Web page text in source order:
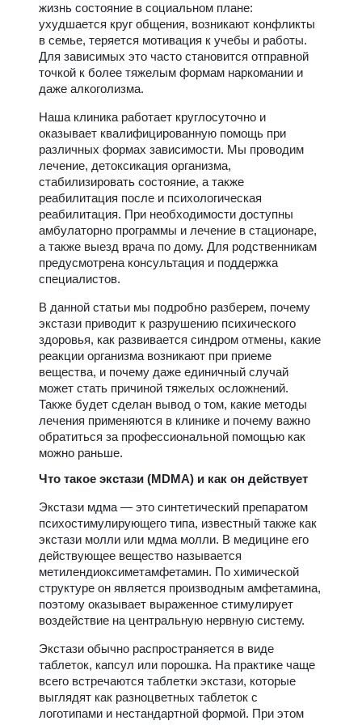
жизнь состояние в социальном плане:
ухудшается круг общения, возникают конфликты
в семье, теряется мотивация к учебы и работы.
Для зависимых это часто становится отправной
точкой к более тяжелым формам наркомании и
даже алкоголизма.
Наша клиника работает круглосуточно и
оказывает квалифицированную помощь при
различных формах зависимости. Мы проводим
лечение, детоксикация организма,
стабилизировать состояние, а также
реабилитация после и психологическая
реабилитация. При необходимости доступны
амбулаторно программы и лечение в стационаре,
а также выезд врача по дому. Для родственникам
предусмотрена консультация и поддержка
специалистов.
В данной статьи мы подробно разберем, почему
экстази приводит к разрушению психического
здоровья, как развивается синдром отмены, какие
реакции организма возникают при приеме
вещества, и почему даже единичный случай
может стать причиной тяжелых осложнений.
Также будет сделан вывод о том, какие методы
лечения применяются в клинике и почему важно
обратиться за профессиональной помощью как
можно раньше.
Что такое экстази (MDMA) и как он действует
Экстази мдма — это синтетический препаратом
психостимулирующего типа, известный также как
экстази молли или мдма молли. В медицине его
действующее вещество называется
метилендиоксиметамфетамин. По химической
структуре он является производным амфетамина,
поэтому оказывает выраженное стимулирует
воздействие на центральную нервную систему.
Экстази обычно распространяется в виде
таблеток, капсул или порошка. На практике чаще
всего встречаются таблетки экстази, которые
выглядят как разноцветных таблеток с
логотипами и нестандартной формой. При этом